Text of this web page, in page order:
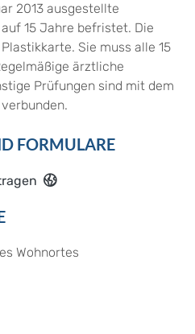
2013 ausgestellte
15 Jahre befristet. Die
stikkarte. Sie muss alle 15
ärztliche
Prüfungen sind mit dem
FORMULARE
Wohnortes